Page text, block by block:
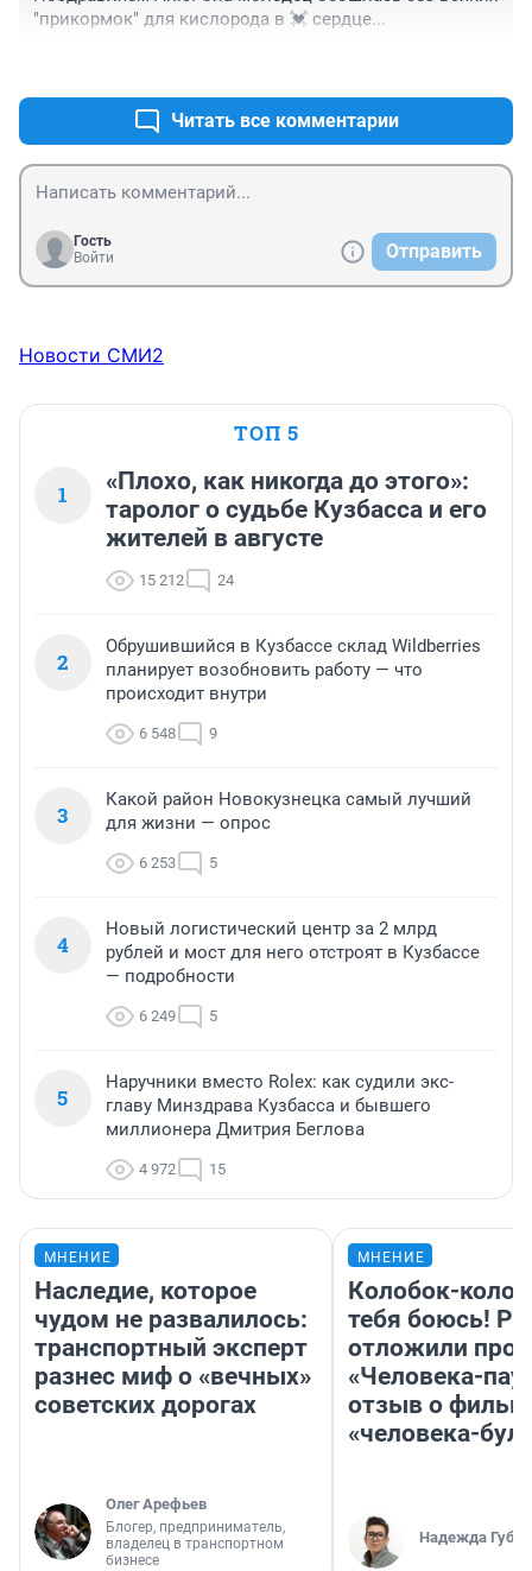
"прикормок" для кислорода в 💓 сердце...
Читать все комментарии
Гость
Войти
Отправить
Новости СМИ2
ТОП 5
1
«Плохо, как никогда до этого»:
таролог о судьбе Кузбасса и его
жителей в августе
15 212 24
2
Обрушившийся в Кузбассе склад Wildberries
планирует возобновить работу — что
происходит внутри
6 548 9
3
Какой район Новокузнецка самый лучший
для жизни — опрос
6 253 5
4
Новый логистический центр за 2 млрд
рублей и мост для него отстроят в Кузбассе
— подробности
6 249 5
5
Наручники вместо Rolex: как судили экс-
главу Минздрава Кузбасса и бывшего
миллионера Дмитрия Беглова
4 972 15
МНЕНИЕ
Наследие, которое
чудом не развалилось:
транспортный эксперт
разнес миф о «вечных»
советских дорогах
Олег Арефьев
Блогер, предприниматель,
владелец в транспортном
бизнесе
МНЕНИЕ
Колобок-
тебя боюсь!
отложили
«Человека-
отзыв о
«человека-
Надежда